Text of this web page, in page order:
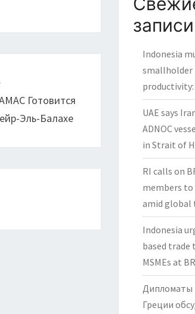
Готовится
Эль-Балахе
записи
Indonesia
smallholder
productivity:
UAE says
ADNOC
in Strait of
RI calls on
members
amid global
Indonesia
based trade
MSMEs at
Дипломаты
Греции